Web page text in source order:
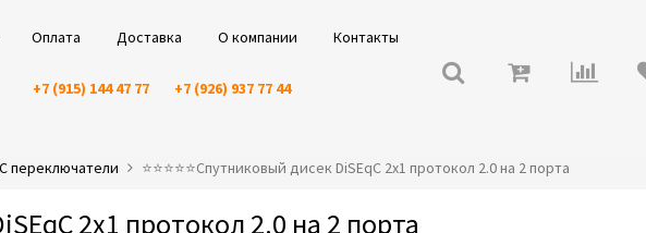
Оплата Доставка О компании Контакты
+7 (915) 144 47 77 +7 (926) 937 77 44
переключатели ⭐️⭐️⭐️⭐️⭐️Спутниковый дисек DiSEqC 2x1 протокол 2.0 на 2 порта
2x1 протокол 2.0 на 2 порта